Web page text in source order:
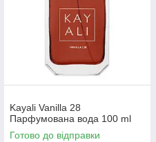
Kayali Vanilla 28
Парфумована вода 100 ml
Готово до відправки